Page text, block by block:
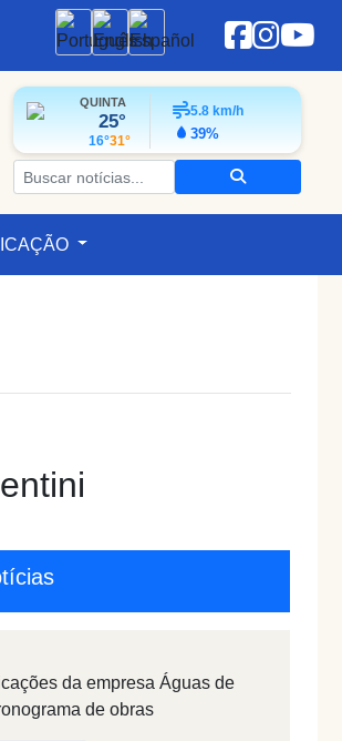
QUINTA
25°
16°31°
5.8 km/h
39%
da empresa Águas de
de obras